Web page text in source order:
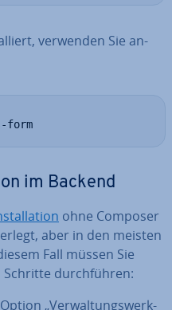
verwenden Sie an­
form
im Backend
ohne Composer
aber in den meisten
Fall müssen Sie
Schritte durch­füh­ren:
„Ver­wal­tungs­werk­